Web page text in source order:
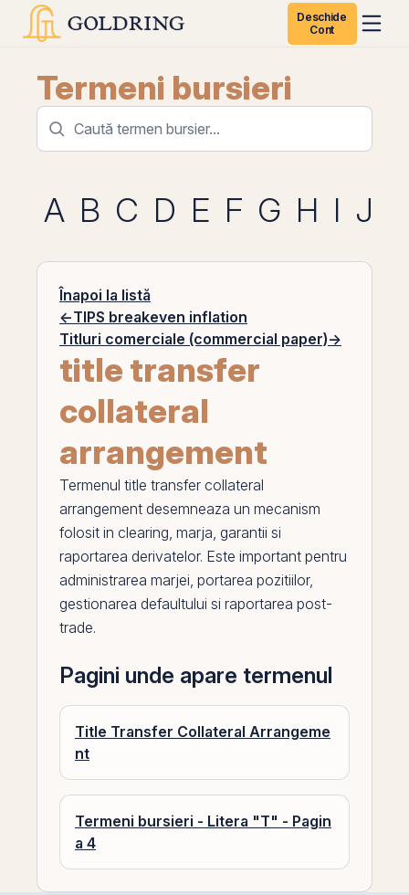
Deschide
Cont
Termeni bursieri
A B C D E F G H I J
Înapoi la listă
←TIPS breakeven inflation
Titluri comerciale (commercial paper)→
title transfer
collateral
arrangement
Termenul title transfer collateral
arrangement desemneaza un mecanism
folosit in clearing, marja, garantii si
raportarea derivatelor. Este important pentru
administrarea marjei, portarea pozitiilor,
gestionarea defaultului si raportarea post-
trade.
Pagini unde apare termenul
Title Transfer Collateral Arrangeme
nt
Termeni bursieri - Litera "T" - Pagin
a 4